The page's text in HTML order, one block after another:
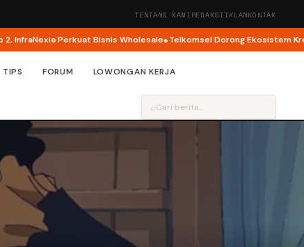
TENTANG KAMIREDAKSIIKLANKONTAK
Perkuat Bisnis Wholesale Telkomsel Dorong Ekosistem Kreator
TIPS FORUM LOWONGAN KERJA
⌕